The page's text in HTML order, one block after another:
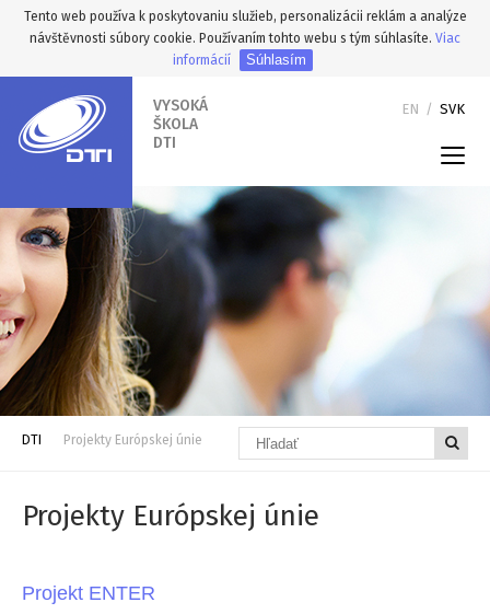
Tento web používa k poskytovaniu služieb, personalizácii reklám a analýze
návštěvnosti súbory cookie. Používaním tohto webu s tým súhlasíte. Viac
informácií
Súhlasím
VYSOKÁ
ŠKOLA
DTI
EN / SVK
DTI Projekty Európskej únie
Projekty Európskej únie
Projekt ENTER